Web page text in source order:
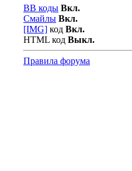
BB коды Вкл.
Смайлы Вкл.
[IMG] код Вкл.
HTML код Выкл.
Правила форума